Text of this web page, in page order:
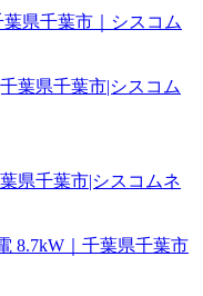
葉県千葉市｜シスコム
県千葉市|シスコムネ